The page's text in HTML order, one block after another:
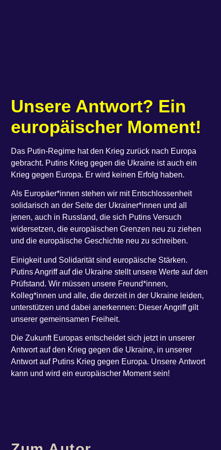
Unsere Antwort? Ein
europäischer Moment!
Das Putin-Regime hat den Krieg zurück nach Europa
gebracht. Putins Krieg gegen die Ukraine ist auch ein
Krieg gegen Europa. Er wird keinen Erfolg haben.
Als Europäer*innen stehen wir mit Entschlossenheit
solidarisch an der Seite der Ukrainer*innen und all
jenen, auch in Russland, die sich Putins Versuch
widersetzen, die europäischen Grenzen neu zu ziehen
und die europäische Geschichte neu zu schreiben.
Einigkeit und Solidarität sind europäische Stärken.
Putins Angriff auf die Ukraine stellt unsere Werte auf den
Prüfstand. Wir müssen unsere Freund*innen,
Kolleg*innen und alle, die derzeit in der Ukraine leiden,
unterstützen und dabei anerkennen: Dieser Angriff gilt
unserer gemeinsamen Freiheit.
Die Zukunft Europas entscheidet sich jetzt in unserer
Antwort auf den Krieg gegen die Ukraine, in unserer
Antwort auf Putins Krieg gegen Europa. Unsere Antwort
kann und wird ein europäischer Moment sein!